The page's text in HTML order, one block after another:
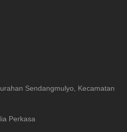
Sendangmulyo, Kecamatan
Perkasa